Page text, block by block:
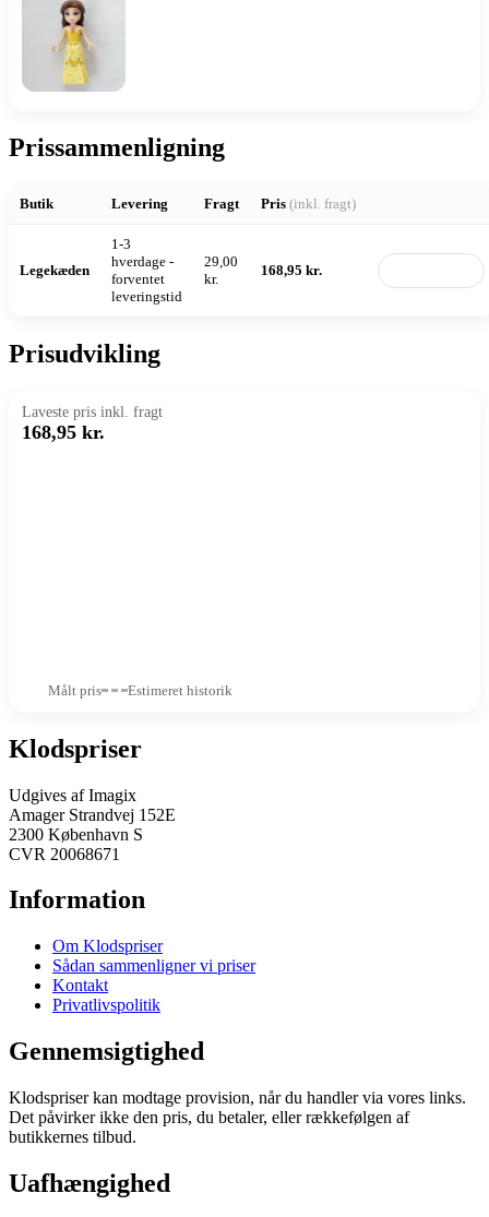
Prissammenligning
Butik Levering Fragt Pris (inkl. fragt)
Legekæden
1-3
hverdage -
forventet
leveringstid
29,00
kr.
168,95 kr.
Prisudvikling
Laveste pris inkl. fragt
168,95 kr.
Målt pris Estimeret historik
Klodspriser
Udgives af Imagix
Amager Strandvej 152E
2300 København S
CVR 20068671
Information
Om Klodspriser
Sådan sammenligner vi priser
Kontakt
Privatlivspolitik
Gennemsigtighed
Klodspriser kan modtage provision, når du handler via vores links.
Det påvirker ikke den pris, du betaler, eller rækkefølgen af
butikkernes tilbud.
Uafhængighed